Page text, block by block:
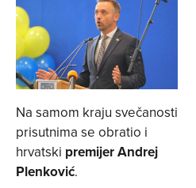
Na samom kraju svečanosti
prisutnima se obratio i
hrvatski premijer Andrej
Plenković.